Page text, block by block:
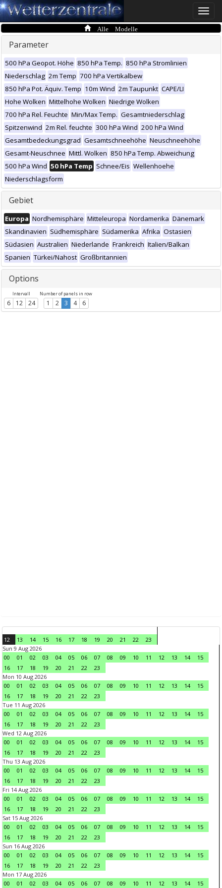
Toggle
Alle Modelle
Parameter
500 hPa Geopot. Höhe 850 hPa Temp. 850 hPa Stromlinien
Niederschlag 2m Temp 700 hPa Vertikalbew
850 hPa Pot. Äquiv. Temp 10m Wind 2m Taupunkt CAPE/LI
Hohe Wolken Mittelhohe Wolken Niedrige Wolken
700 hPa Rel. Feuchte Min/Max Temp. Gesamtniederschlag
Spitzenwind 2m Rel. feuchte 300 hPa Wind 200 hPa Wind
Gesamtbedeckungsgrad Gesamtschneehöhe Neuschneehöhe
Gesamt-Neuschnee Mittl. Wolken 850 hPa Temp. Abweichung
500 hPa Wind 50 hPa Temp Schnee/Eis Wellenhoehe
Niederschlagsform
Gebiet
Europa Nordhemisphäre Mitteleuropa Nordamerika Dänemark
Skandinavien Südhemisphäre Südamerika Afrika Ostasien
Südasien Australien Niederlande Frankreich Italien/Balkan
Spanien Türkei/Nahost Großbritannien
Options
Intervall
6 12 24
Number of panels in row
1 2 3 4 6
12 13 14 15 16 17 18 19 20 21 22
23
Sun 9 Aug 2026
00
01 02 03 04 05 06 07 08 09 10 11 12 13 14
15
16
17 18 19 20 21 22
23
Mon 10 Aug 2026
00
01 02 03 04 05 06 07 08 09 10 11 12 13 14
15
16
17 18 19 20 21 22
23
Tue 11 Aug 2026
00
01 02 03 04 05 06 07 08 09 10 11 12 13 14
15
16
17 18 19 20 21 22
23
Wed 12 Aug 2026
00
01 02 03 04 05 06 07 08 09 10 11 12 13 14
15
16
17 18 19 20 21 22
23
Thu 13 Aug 2026
00
01 02 03 04 05 06 07 08 09 10 11 12 13 14
15
16
17 18 19 20 21 22
23
Fri 14 Aug 2026
00
01 02 03 04 05 06 07 08 09 10 11 12 13 14
15
16
17 18 19 20 21 22
23
Sat 15 Aug 2026
00
01 02 03 04 05 06 07 08 09 10 11 12 13 14
15
16
17 18 19 20 21 22
23
Sun 16 Aug 2026
00
01 02 03 04 05 06 07 08 09 10 11 12 13 14
15
16
17 18 19 20 21 22
23
Mon 17 Aug 2026
00
01 02 03 04 05 06 07 08 09 10 11 12 13 14 15